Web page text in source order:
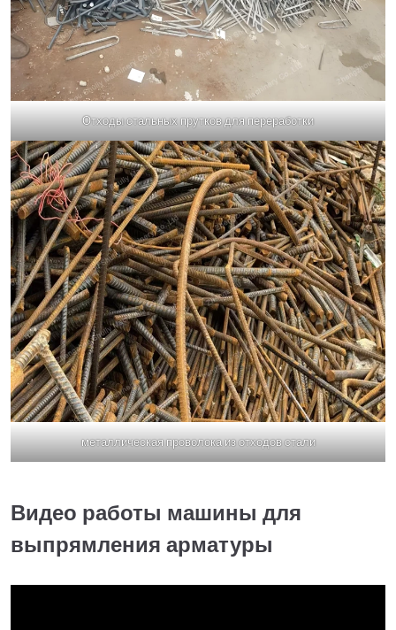
Отходы стальных прутков для переработки
металлическая проволока из отходов стали
Видео работы машины для
выпрямления арматуры